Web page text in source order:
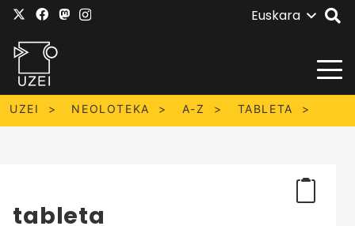
Euskara
UZEI NEOLOTEKA A-Z TABLETA
tableta